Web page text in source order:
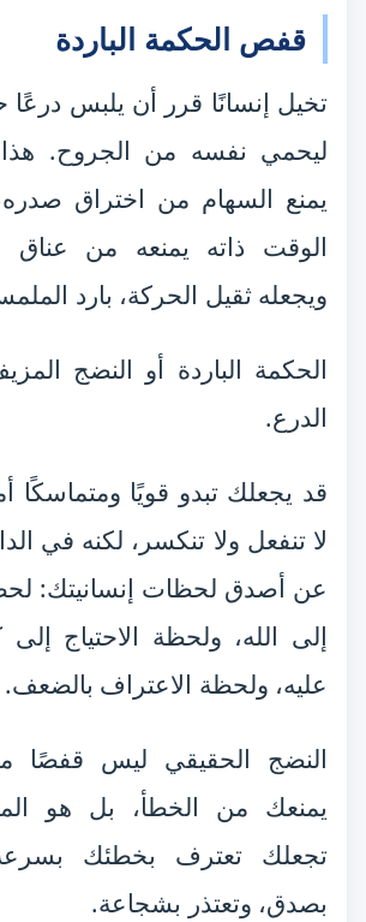
قفص الحكمة الباردة
تخيل إنسانًا قرر أن يلبس درعًا
ليحمي نفسه من الجروح.
يمنع السهام من اختراق
الوقت ذاته يمنعه من
ويجعله ثقيل الحركة، بارد
الحكمة الباردة أو النضج
الدرع.
قد يجعلك تبدو قويًا ومتماسكًا
لا تنفعل ولا تنكسر، لكنه في
عن أصدق لحظات إنسانيتك:
إلى الله، ولحظة الاحتياج
عليه، ولحظة الاعتراف بالضعف.
النضج الحقيقي ليس قفصًا من
يمنعك من الخطأ، بل هو
تجعلك تعترف بخطئك
بصدق، وتعتذر بشجاعة.